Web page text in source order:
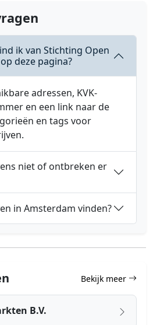
ik van Stichting Open
deze pagina?
adressen, KVK-
en een link naar de
en tags voor
niet of ontbreken er
in Amsterdam vinden?
Bekijk meer
B.V.